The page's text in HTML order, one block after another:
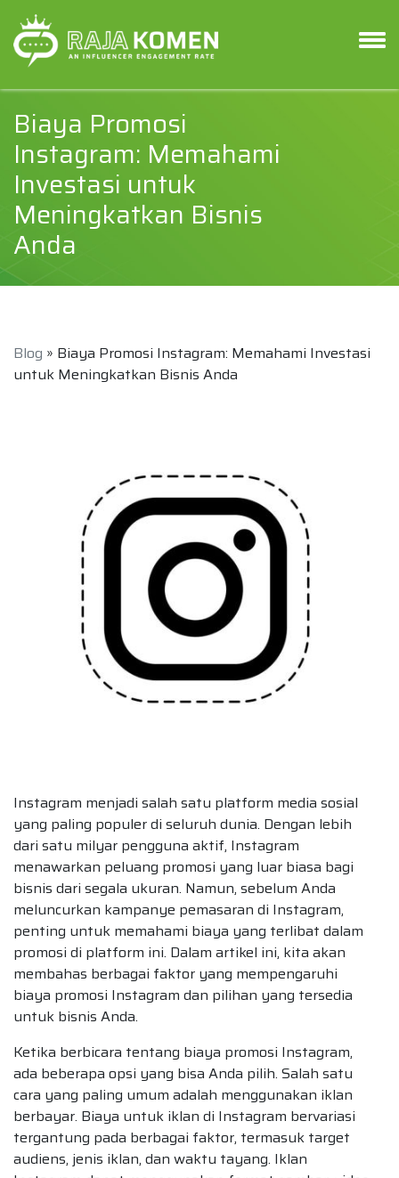
Biaya Promosi
Instagram: Memahami
Investasi untuk
Meningkatkan Bisnis
Anda
Blog » Biaya Promosi Instagram: Memahami Investasi
untuk Meningkatkan Bisnis Anda
Instagram menjadi salah satu platform media sosial
yang paling populer di seluruh dunia. Dengan lebih
dari satu milyar pengguna aktif, Instagram
menawarkan peluang promosi yang luar biasa bagi
bisnis dari segala ukuran. Namun, sebelum Anda
meluncurkan kampanye pemasaran di Instagram,
penting untuk memahami biaya yang terlibat dalam
promosi di platform ini. Dalam artikel ini, kita akan
membahas berbagai faktor yang mempengaruhi
biaya promosi Instagram dan pilihan yang tersedia
untuk bisnis Anda.
Ketika berbicara tentang biaya promosi Instagram,
ada beberapa opsi yang bisa Anda pilih. Salah satu
cara yang paling umum adalah menggunakan iklan
berbayar. Biaya untuk iklan di Instagram bervariasi
tergantung pada berbagai faktor, termasuk target
audiens, jenis iklan, dan waktu tayang. Iklan